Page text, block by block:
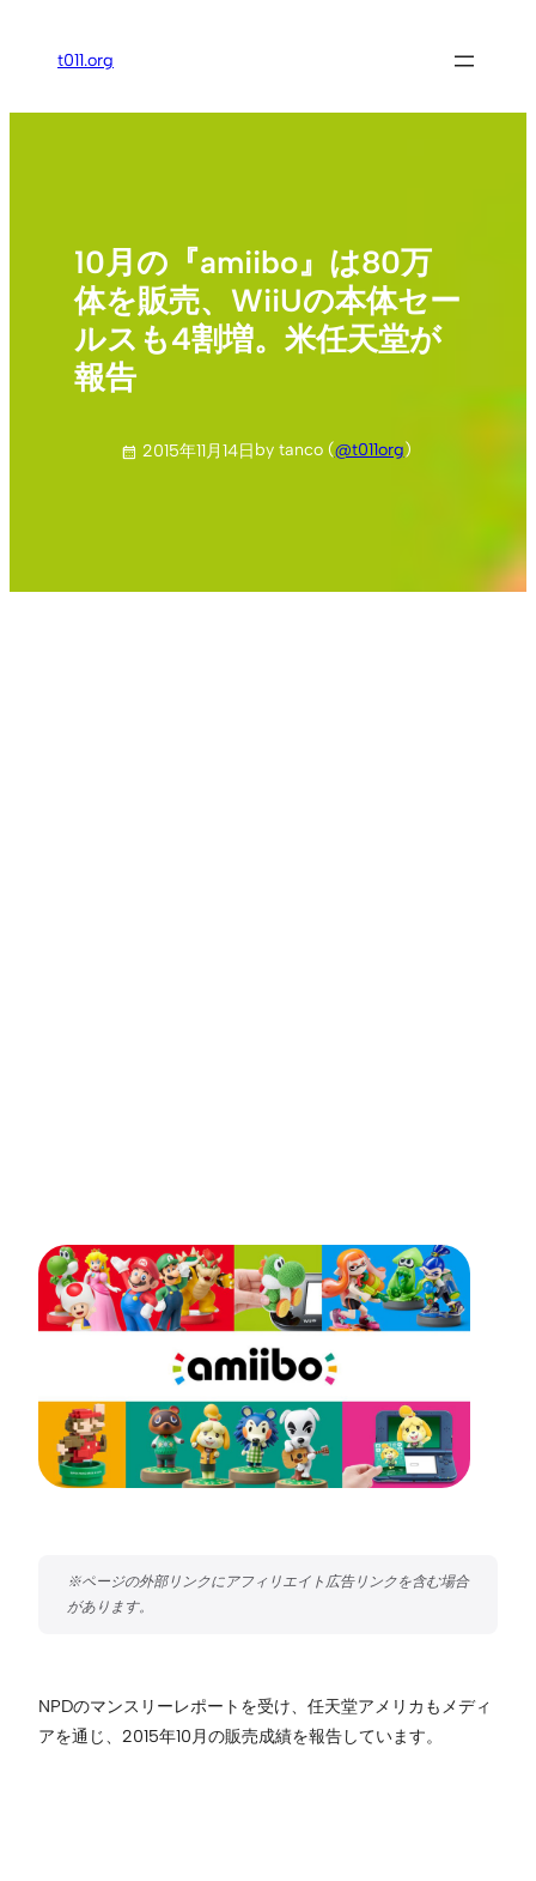
ス
t011.org
10月の『amiibo』は80万
体を販売、WiiUの本体セー
ルスも4割増。米任天堂が
報告
2015年11月14日by tanco (@t011org)
NPDのマンスリーレポートを受け、任天堂アメリカもメディ
アを通じ、2015年10月の販売成績を報告しています。